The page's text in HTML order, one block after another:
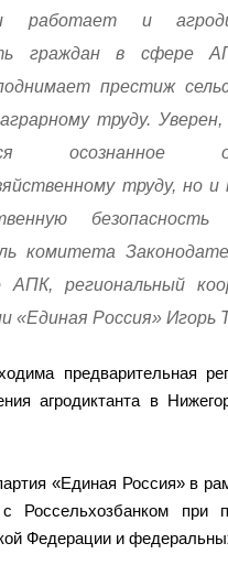
работает и
граждан в сфере
престиж
труду.
труду, но
комитета
АПК, региональный
«Единая Россия» Игорь
предварительная
агродиктанта в
«Единая Россия» в
Россельхозбанком при
Федерации и